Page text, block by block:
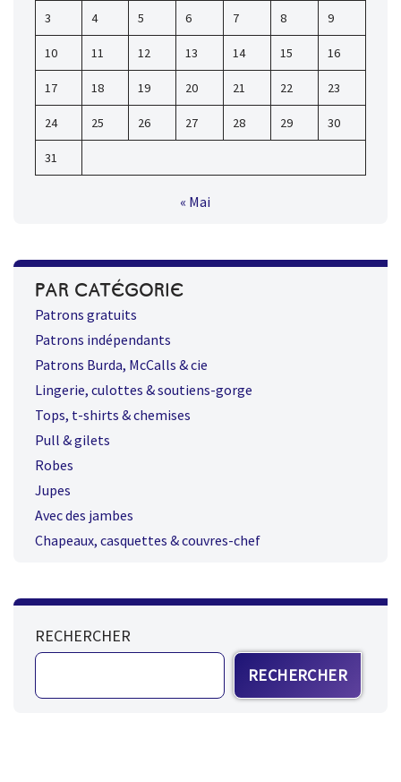
3 4 5 6 7 8 9
10 11 12 13 14 15 16
17 18 19 20 21 22 23
24 25 26 27 28 29 30
31
« Mai
PAR CATÉGORIE
Patrons gratuits
Patrons indépendants
Patrons Burda, McCalls & cie
Lingerie, culottes & soutiens-gorge
Tops, t-shirts & chemises
Pull & gilets
Robes
Jupes
Avec des jambes
Chapeaux, casquettes & couvres-chef
RECHERCHER
RECHERCHER